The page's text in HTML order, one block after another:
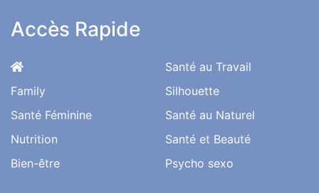
Accès Rapide
Family
Santé Féminine
Nutrition
Bien-être
Santé au Travail
Silhouette
Santé au Naturel
Santé et Beauté
Psycho sexo